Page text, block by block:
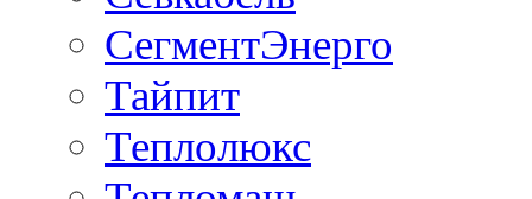
СегментЭнерго
Тайпит
Теплолюкс